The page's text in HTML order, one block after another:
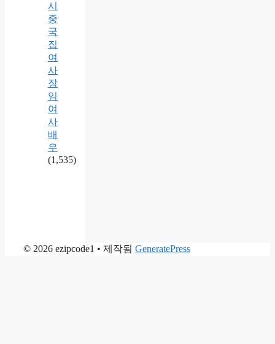
시
중
국
집
여
사
장
임
여
사
배
우
(1,535)
© 2026 ezipcode1 • 제작됨 GeneratePress